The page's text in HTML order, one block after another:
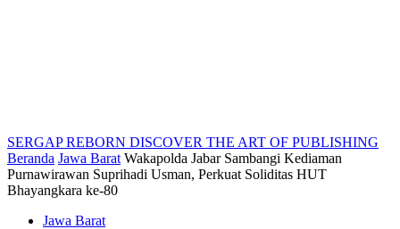
SERGAP REBORN DISCOVER THE ART OF PUBLISHING
Beranda Jawa Barat Wakapolda Jabar Sambangi Kediaman
Purnawirawan Suprihadi Usman, Perkuat Soliditas HUT
Bhayangkara ke-80
Jawa Barat